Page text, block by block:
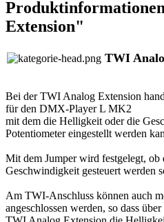
Extension"
TWI
Bei der TWI Analog Extension
für den DMX-Player L MK2
mit dem die Helligkeit oder die
Potentiometer eingestellt werden
Mit dem Jumper wird festgelegt,
Geschwindigkeit gesteuert werden
Am TWI-Anschluss können auch
angeschlossen werden, so dass über